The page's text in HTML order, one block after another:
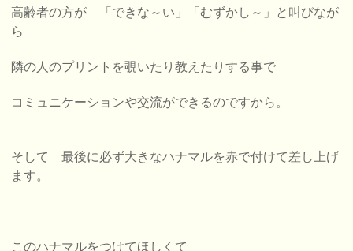
高齢者の方が
「できな～い」「むずかし～」と叫びなが
ら
隣の人のプリントを覗いたり教えたりする事で
コミュニケーションや交流ができるのですから。
そして 最後に必ず大きなハナマルを赤で付けて差し上げ
ます。
このハナマルをつけてほしくて